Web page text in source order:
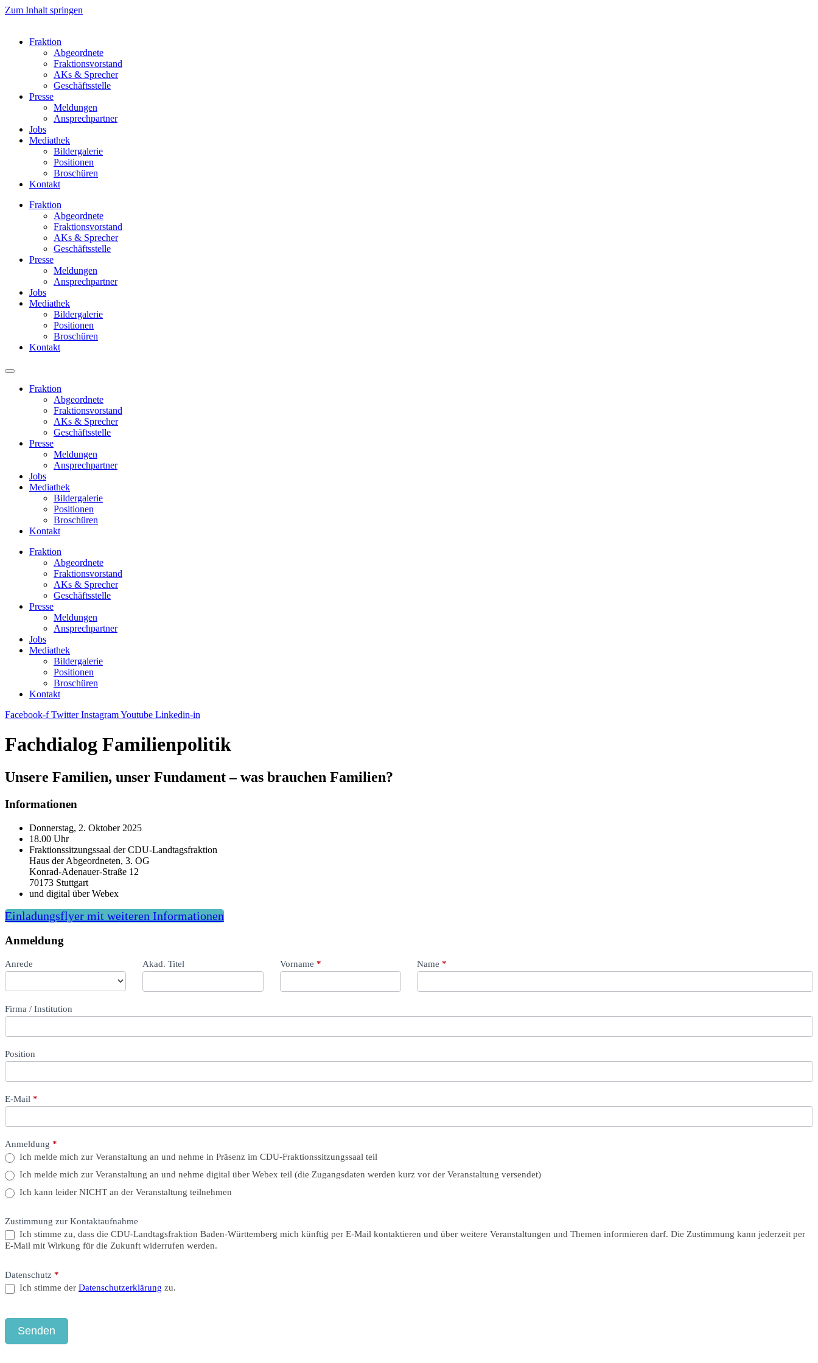
Zum Inhalt springen
Fraktion
Abgeordnete
Fraktions­vorstand
AKs & Sprecher
Geschäftsstelle
Presse
Meldungen
Ansprechpartner
Jobs
Mediathek
Bildergalerie
Positionen
Broschüren
Kontakt
Fraktion
Abgeordnete
Fraktions­vorstand
AKs & Sprecher
Geschäftsstelle
Presse
Meldungen
Ansprechpartner
Jobs
Mediathek
Bildergalerie
Positionen
Broschüren
Kontakt
Fraktion
Abgeordnete
Fraktions­vorstand
AKs & Sprecher
Geschäftsstelle
Presse
Meldungen
Ansprechpartner
Jobs
Mediathek
Bildergalerie
Positionen
Broschüren
Kontakt
Fraktion
Abgeordnete
Fraktions­vorstand
AKs & Sprecher
Geschäftsstelle
Presse
Meldungen
Ansprechpartner
Jobs
Mediathek
Bildergalerie
Positionen
Broschüren
Kontakt
Facebook-f Twitter InstagramYoutube Linkedin-in
Fachdialog Familienpolitik
Unsere Familien, unser Fundament – was brauchen Familien?
Informationen
Donnerstag, 2. Oktober 2025
18.00 Uhr
Fraktionssitzungssaal der CDU-Landtagsfraktion
Haus der Abgeordneten, 3. OG
Konrad-Adenauer-Straße 12
70173 Stuttgart
und digital über Webex
Einladungsflyer mit weiteren Informationen
Anmeldung
Anmeldung
Fachdialog
Anrede Akad. Titel Vorname * Name*
Firma / Institution
Position
E-Mail *
Anmeldung *
Ich melde mich zur Veranstaltung an und nehme in Präsenz im CDU-Fraktionssitzungssaal teil
Ich melde mich zur Veranstaltung an und nehme digital über Webex teil (die Zugangsdaten werden kurz vor der Veranstaltung versendet)
Ich kann leider NICHT an der Veranstaltung teilnehmen
Zustimmung zur Kontaktaufnahme
Ich stimme zu, dass die CDU-Landtagsfraktion Baden-Württemberg mich künftig per E-Mail kontaktieren und über weitere Veranstaltungen und Themen informieren darf. Die Zustimmung kann jederzeit per
E-Mail mit Wirkung für die Zukunft widerrufen werden.
Datenschutz *
Ich stimme der Datenschutzerklärung zu.
Senden